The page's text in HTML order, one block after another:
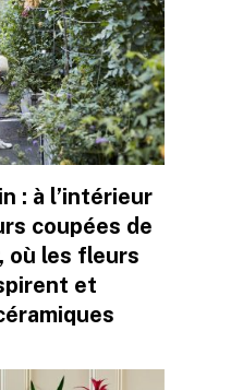
: à l’intérieur
coupées de
où les fleurs
et